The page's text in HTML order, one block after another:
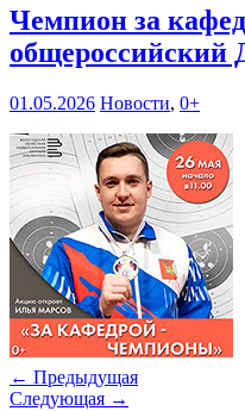
Чемпион за
общероссийский
01.05.2026 Новости, 0+
← Предыдущая
Следующая →